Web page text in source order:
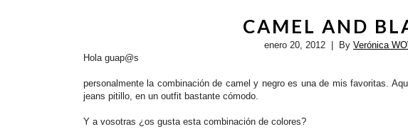
CAMEL AND
enero 20, 2012 | By Verónica
Hola guap@s
personalmente la combinación de camel y negro es una de mis favoritas.
jeans pitillo, en un outfit bastante cómodo.
Y a vosotras ¿os gusta esta combinación de colores?